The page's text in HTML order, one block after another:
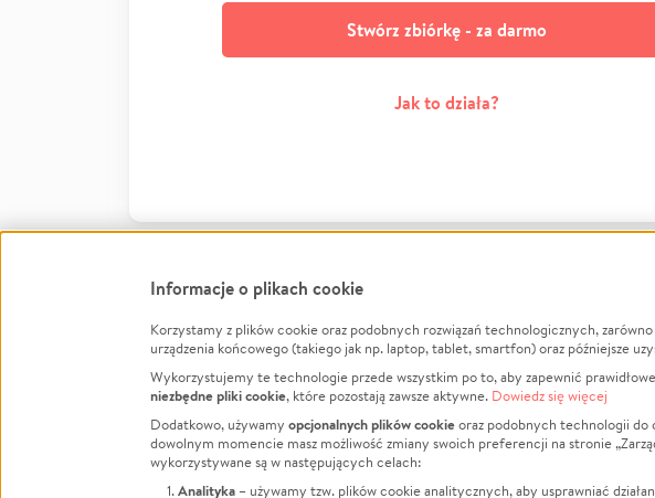
Stwórz zbiórkę - za darmo
Jak to działa?
FacebookTwitter Instagram
LinkedInTikTok Youtube
Informacje
Jak to działa?
Regulamin
Polityka Prywatności
Informacje o plikach cookie
Korzystamy z plików cookie oraz podobnych rozwiązań technologicznych,
urządzenia końcowego (takiego jak np. laptop, tablet, smartfon) oraz późniejsze
Wykorzystujemy te technologie przede wszystkim po to, aby zapewnić
niezbędne pliki cookie, które pozostają zawsze aktywne. Dowiedz się więcej
Dodatkowo, używamy opcjonalnych plików cookieoraz podobnych technologii do
dowolnym momencie masz możliwość zmiany swoich preferencji na stronie
wykorzystywane są w następujących celach:
Analityka – używamy tzw. plików cookie analitycznych, aby usprawniać